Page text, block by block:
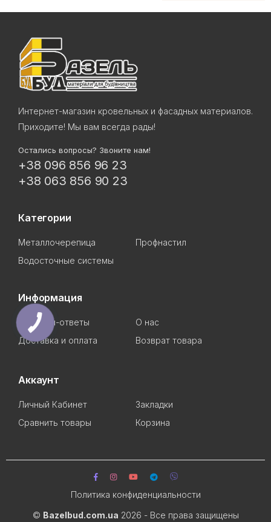
Интернет-магазин кровельных и фасадных материалов.
Приходите! Мы вам всегда рады!
Остались вопросы? Звоните нам!
+38 096 856 96 23
+38 063 856 90 23
Категории
Металлочерепица
Профнастил
Водосточные системы
Информация
Вопросы-ответы
О нас
Доставка и оплата
Возврат товара
Аккаунт
Личный Кабинет
Закладки
Сравнить товары
Корзина
© Bazelbud.com.ua 2026 - Все права защищены
Политика конфиденциальности